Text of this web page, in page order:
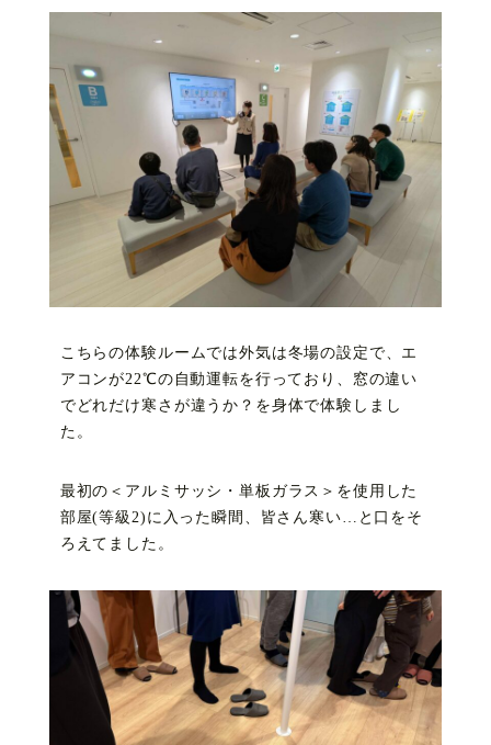
こちらの体験ルームでは外気は冬場の設定で、エ
アコンが22℃の自動運転を行っており、窓の違い
でどれだけ寒さが違うか？を身体で体験しまし
た。
最初の＜アルミサッシ・単板ガラス＞を使用した
部屋(等級2)に入った瞬間、皆さん寒い…と口をそ
ろえてました。